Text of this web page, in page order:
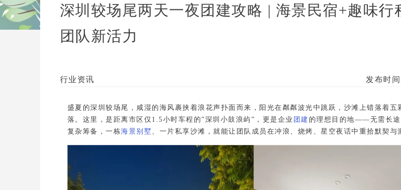
深圳较场尾两天一夜团建攻略 | 海景民宿+趣味行
团队新活力
行业资讯 发布时
盛夏的深圳较场尾 ，咸湿的海风裹挟着浪花声扑面而来，阳光在粼粼波光中跳跃，沙滩上错落着五
落。这里，是距离市区仅1.5小时车程的”深圳小鼓浪屿”，更是企业 团建 的理想目的地——无需长
复杂筹备 ，一栋海景别墅 、一片私享沙滩，就能让团队成员在冲浪、烧烤、星空夜话中重拾默契与